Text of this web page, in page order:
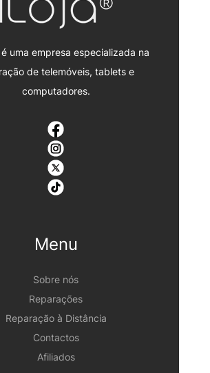
uma empresa especializada na
de telemóveis, tablets e
computadores.
Menu
Sobre nós
Reparações
Reparação à Distância
Contactos
Afiliados